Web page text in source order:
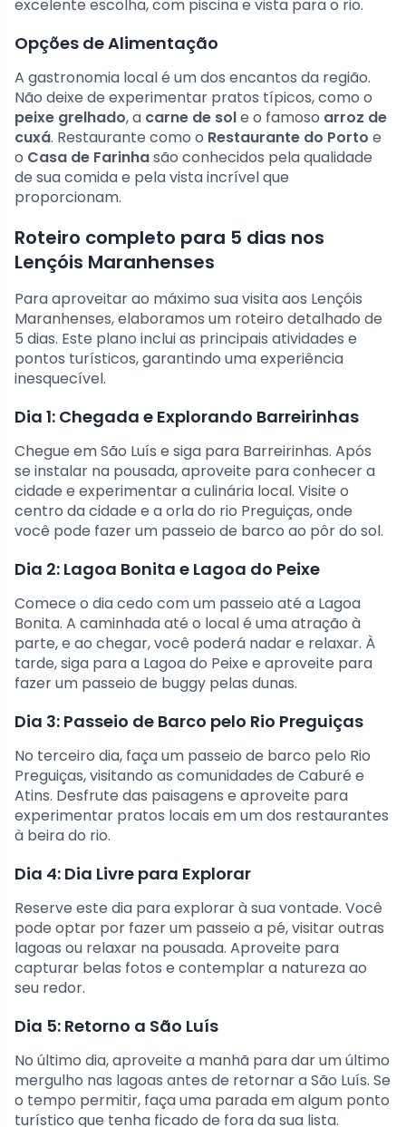
excelente escolha, com piscina e vista para o rio.
Opções de Alimentação
A gastronomia local é um dos encantos da região.
Não deixe de experimentar pratos típicos, como o
peixe grelhado, a carne de sole o famoso arroz de
cuxá. Restaurante como o Restaurante do Porto e
o Casa de Farinhasão conhecidos pela qualidade
de sua comida e pela vista incrível que
proporcionam.
Roteiro completo para 5 dias nos
Lençóis Maranhenses
Para aproveitar ao máximo sua visita aos Lençóis
Maranhenses, elaboramos um roteiro detalhado de
5 dias. Este plano inclui as principais atividades e
pontos turísticos, garantindo uma experiência
inesquecível.
Dia 1: Chegada e Explorando Barreirinhas
Chegue em São Luís e siga para Barreirinhas. Após
se instalar na pousada, aproveite para conhecer a
cidade e experimentar a culinária local. Visite o
centro da cidade e a orla do rio Preguiças, onde
você pode fazer um passeio de barco ao pôr do sol.
Dia 2: Lagoa Bonita e Lagoa do Peixe
Comece o dia cedo com um passeio até a Lagoa
Bonita. A caminhada até o local é uma atração à
parte, e ao chegar, você poderá nadar e relaxar. À
tarde, siga para a Lagoa do Peixe e aproveite para
fazer um passeio de buggy pelas dunas.
Dia 3: Passeio de Barco pelo Rio Preguiças
No terceiro dia, faça um passeio de barco pelo Rio
Preguiças, visitando as comunidades de Caburé e
Atins. Desfrute das paisagens e aproveite para
experimentar pratos locais em um dos restaurantes
à beira do rio.
Dia 4: Dia Livre para Explorar
Reserve este dia para explorar à sua vontade. Você
pode optar por fazer um passeio a pé, visitar outras
lagoas ou relaxar na pousada. Aproveite para
capturar belas fotos e contemplar a natureza ao
seu redor.
Dia 5: Retorno a São Luís
No último dia, aproveite a manhã para dar um último
mergulho nas lagoas antes de retornar a São Luís. Se
o tempo permitir, faça uma parada em algum ponto
turístico que tenha ficado de fora da sua lista.